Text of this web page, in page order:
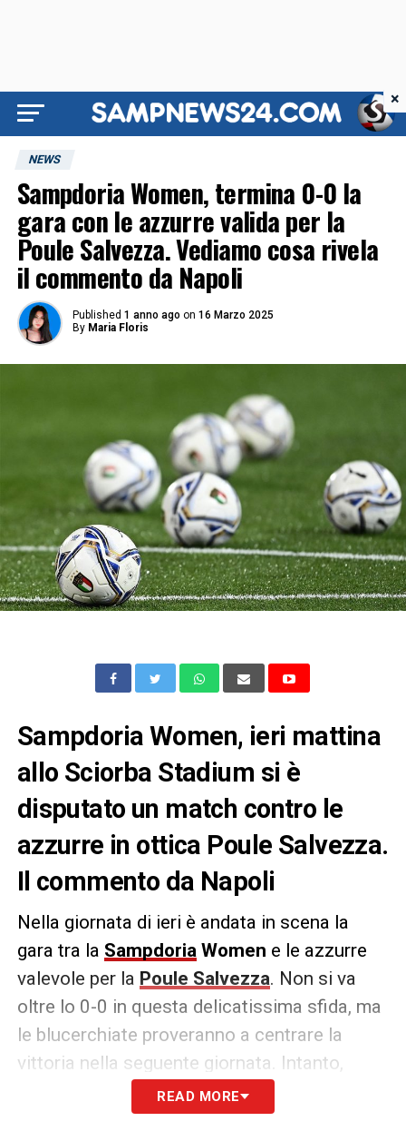
NEWS
Sampdoria Women, termina 0-0 la
gara con le azzurre valida per la
Poule Salvezza. Vediamo cosa rivela
il commento da Napoli
Published 1 anno ago on 16 Marzo 2025
By Maria Floris
Sampdoria Women, ieri mattina
allo Sciorba Stadium si è
disputato un match contro le
azzurre in ottica Poule Salvezza.
Il commento da Napoli
Nella giornata di ieri è andata in scena la
gara tra la SampdoriaWomen e le azzurre
valevole per la Poule Salvezza. Non si va
oltre lo 0-0 in questa delicatissima sfida, ma
le blucerchiate proveranno a centrare la
vittoria nella seguente giornata. Intanto,
dall’edizione odierna deIl Mattino
Napoliviene definito “d’oro”.
READ MORE
×